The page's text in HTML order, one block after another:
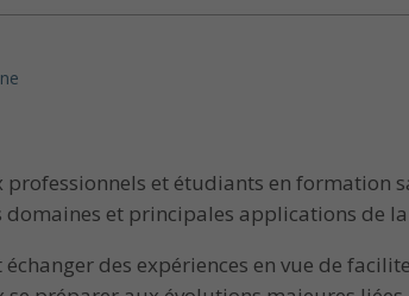
et étudiants en formation
et principales applications de la
des expériences en vue de